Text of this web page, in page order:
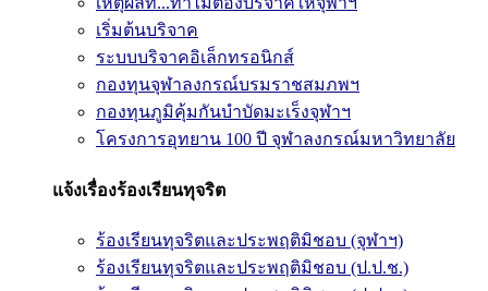
เริ่มต้นบริจาค
ระบบบริจาคอิเล็กทรอนิกส์
กองทุนจุฬาลงกรณ์บรมราชสมภพฯ
กองทุนภูมิคุ้มกันบำบัดมะเร็งจุฬาฯ
โครงการอุทยาน 100 ปี จุฬาลงกรณ์มหาวิทยาลัย
แจ้งเรื่องร้องเรียนทุจริต
ร้องเรียนทุจริตและประพฤติมิชอบ (จุฬาฯ)
ร้องเรียนทุจริตและประพฤติมิชอบ (ป.ป.ช.)